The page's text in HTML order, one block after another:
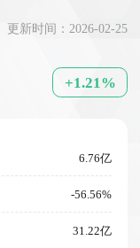
更新时间：2026-02-25
+1.21%
6.76亿
-56.56%
31.22亿